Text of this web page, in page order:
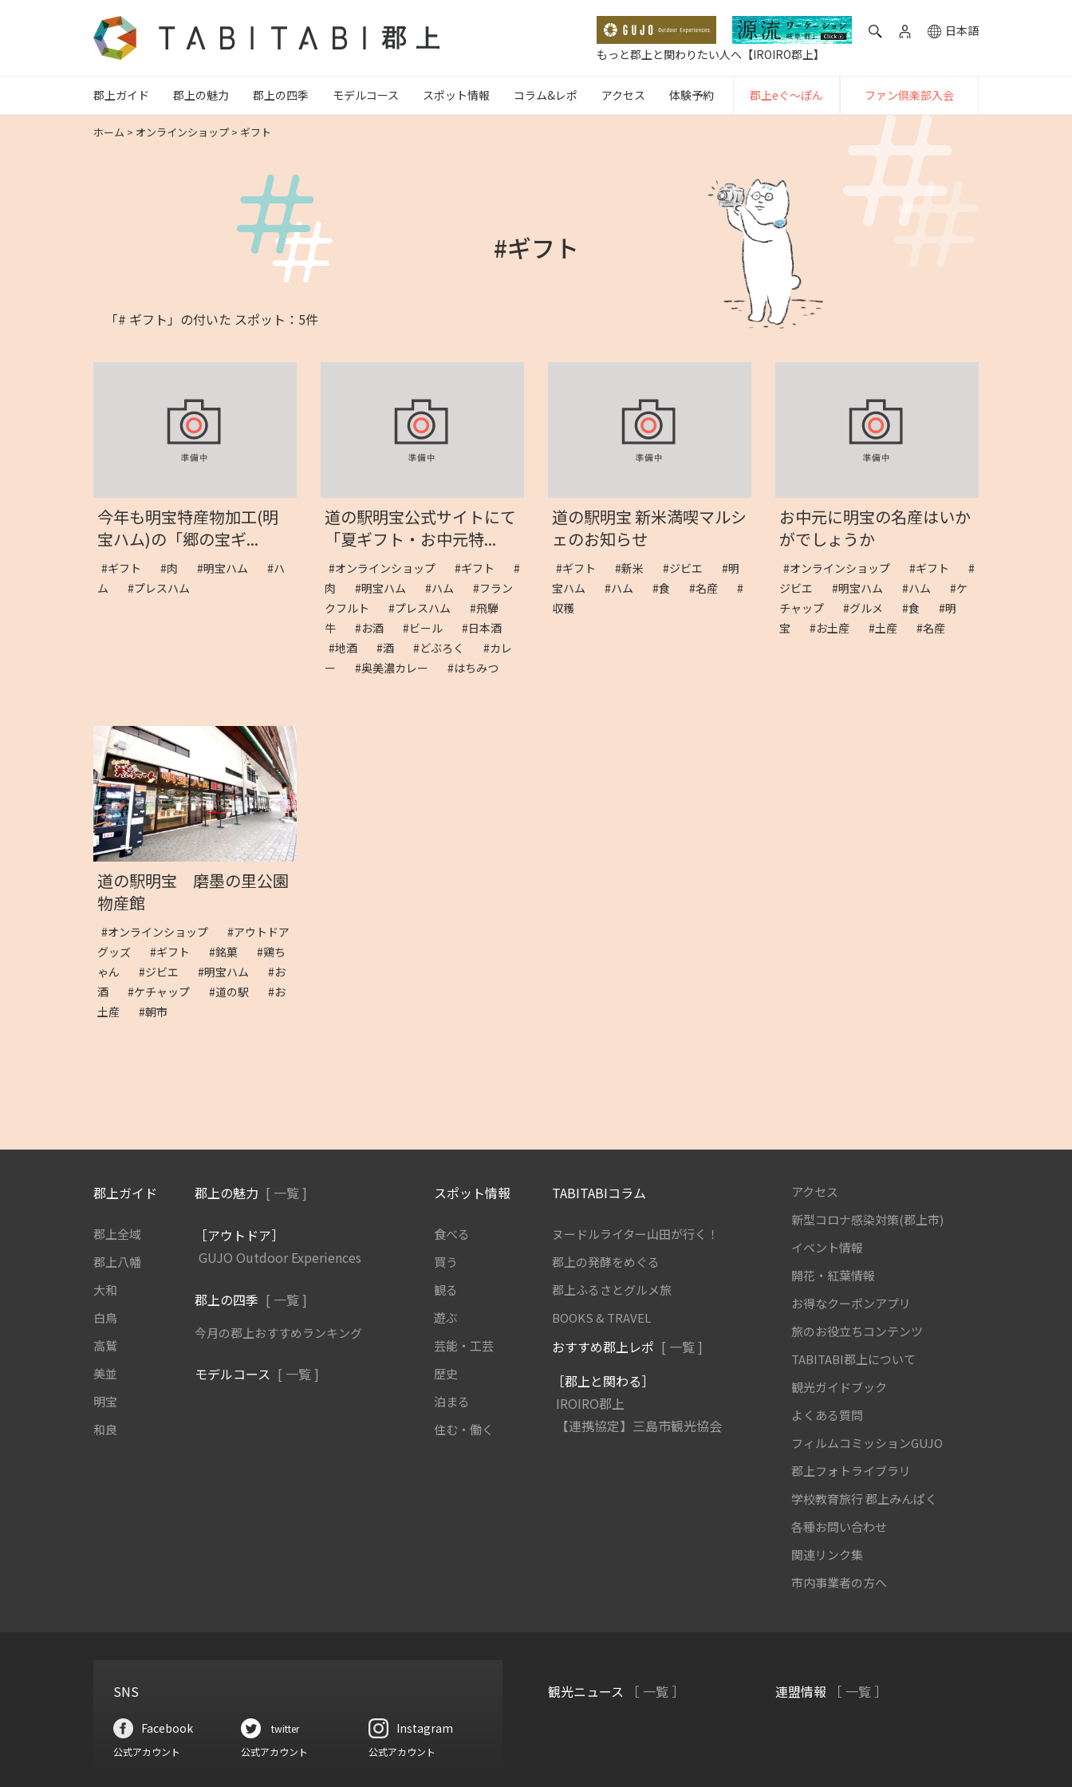
日本語
もっと郡上と関わりたい人へ【IROIRO郡上】
郡上ガイド 郡上の魅力 郡上の四季 モデルコース スポット情報 コラム&レポ アクセス 体験予約 郡上eぐ〜ぽん ファン倶楽部入会
ホーム > オンラインショップ > ギフト
#ギフト
「# ギフト」の付いた スポット：5件
今年も明宝特産物加工(明
宝ハム)の「郷の宝ギ...
#ギフト #肉 #明宝ハム
#ハ
ム
#プレスハム
道の駅明宝公式サイトにて
「夏ギフト・お中元特...
#オンラインショップ #ギフト
#
肉
#明宝ハム #ハム
#フラン
クフルト
#プレスハム
#飛騨
牛
#お酒 #ビール
#日本酒
#地酒
#酒 #どぶろく
#カレ
ー
#奥美濃カレー #はちみつ
道の駅明宝 新米満喫マルシ
ェのお知らせ
#ギフト #新米 #ジビエ
#明
宝ハム
#ハム #食 #名産
#
収穫
お中元に明宝の名産はいか
がでしょうか
#オンラインショップ #ギフト
#
ジビエ
#明宝ハム #ハム
#ケ
チャップ
#グルメ #食
#明
宝
#お土産 #土産 #名産
道の駅明宝 磨墨の里公園
物産館
#オンラインショップ
#アウトドア
グッズ
#ギフト #銘菓
#鶏ち
ゃん
#ジビエ #明宝ハム
#お
酒
#ケチャップ #道の駅
#お
土産
#朝市
郡上ガイド
郡上全域
郡上八幡
大和
白鳥
高鷲
美並
明宝
和良
郡上の魅力 [ 一覧 ]
［アウトドア］
GUJO Outdoor Experiences
郡上の四季 [ 一覧 ]
今月の郡上おすすめランキング
モデルコース [ 一覧 ]
スポット情報
食べる
買う
観る
遊ぶ
芸能・工芸
歴史
泊まる
住む・働く
TABITABIコラム
ヌードルライター山田が行く！
郡上の発酵をめぐる
郡上ふるさとグルメ旅
BOOKS & TRAVEL
おすすめ郡上レポ [ 一覧 ]
［郡上と関わる］
IROIRO郡上
【連携協定】三島市観光協会
アクセス
新型コロナ感染対策(郡上市)
イベント情報
開花・紅葉情報
お得なクーポンアプリ
旅のお役立ちコンテンツ
TABITABI郡上について
観光ガイドブック
よくある質問
フィルムコミッションGUJO
郡上フォトライブラリ
学校教育旅行郡上みんぱく
各種お問い合わせ
関連リンク集
市内事業者の方へ
SNS
Facebook
公式アカウント
twitter
公式アカウント
Instagram
公式アカウント
観光ニュース ［ 一覧 ］ 連盟情報 ［ 一覧 ］